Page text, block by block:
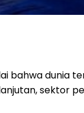
bahwa dunia
sektor